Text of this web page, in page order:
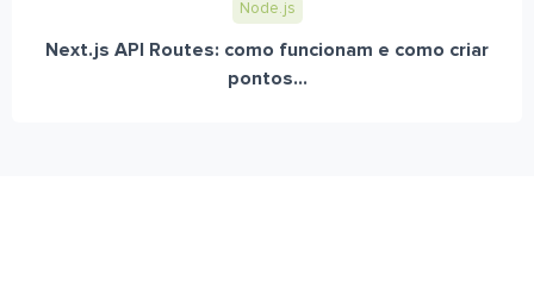
Node.js
Next.js API Routes: como funcionam e como criar
pontos...